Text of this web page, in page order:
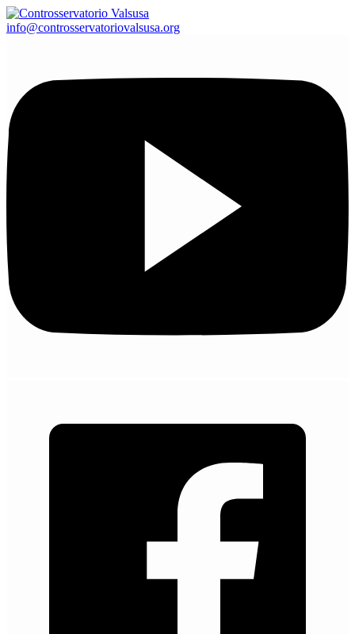
info@controsservatoriovalsusa.org